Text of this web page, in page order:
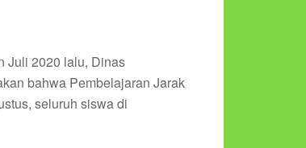
Juli 2020 lalu, Dinas
bahwa Pembelajaran Jarak
seluruh siswa di